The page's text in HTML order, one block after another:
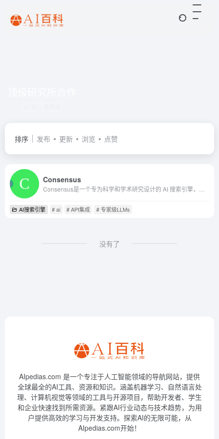
排序 发布 更新 浏览 点赞
Consensus
AI搜索引擎 # ai # API集成 # 专家级LLMs
没有了
AIpedias.com 是一个专注于人工智能领域的导航网站，提供
全球最全的AI工具、资源和知识。涵盖机器学习、自然语言处
理、计算机视觉等领域的工具与开源项目，帮助开发者、学生
和企业快速找到所需资源。紧跟AI行业动态与技术趋势，为用
户提供高效的学习与开发支持。探索AI的无限可能，从
AIpedias.com开始！